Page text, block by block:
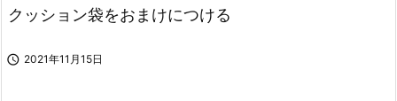
クッション袋をおまけにつける
 2021年11月15日